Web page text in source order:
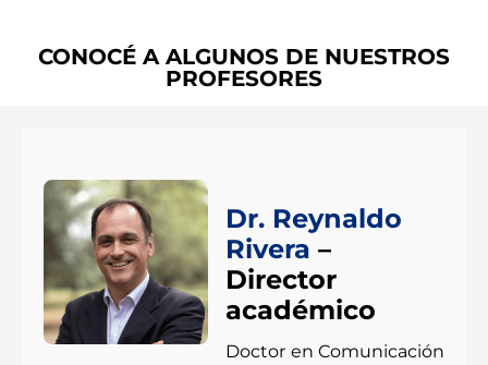
CONOCÉ A ALGUNOS DE NUESTROS
PROFESORES
Dr. Reynaldo
Rivera–
Director
académico
Doctor en Comunicación